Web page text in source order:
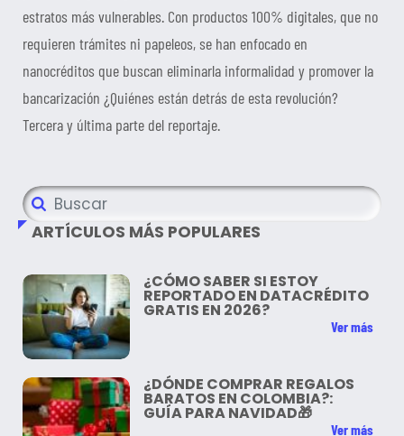
estratos más vulnerables. Con productos 100% digitales, que no
requieren trámites ni papeleos, se han enfocado en
nanocréditos que buscan eliminarla informalidad y promover la
bancarización ¿Quiénes están detrás de esta revolución?
Tercera y última parte del reportaje.
ARTÍCULOS MÁS POPULARES
¿CÓMO SABER SI ESTOY
REPORTADO EN DATACRÉDITO
GRATIS EN 2026?
Ver más
¿DÓNDE COMPRAR REGALOS
BARATOS EN COLOMBIA?:
GUÍA PARA NAVIDAD🎁
Ver más